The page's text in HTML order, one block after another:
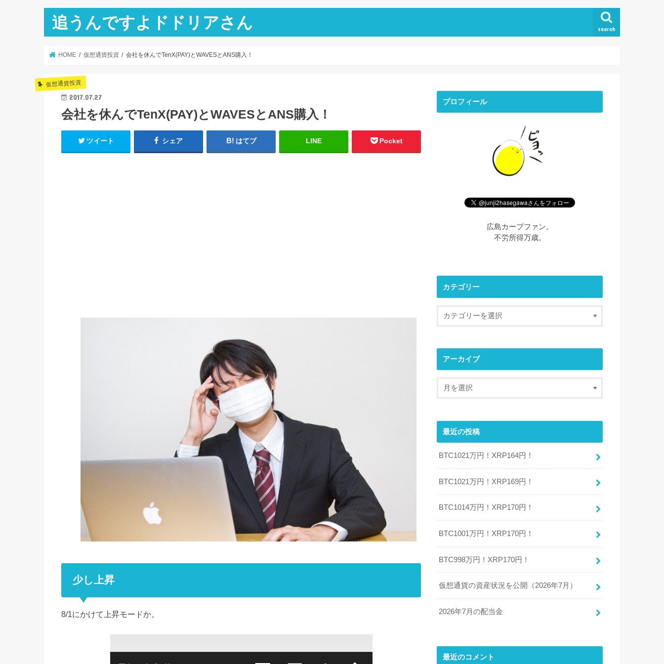
追うんですよドドリアさん search
HOME 仮想通貨投資 会社を休んでTenX(PAY)とWAVESとANS購入！
仮想通貨投資
2017.07.27
会社を休んでTenX(PAY)とWAVESとANS購入！
ツイート シェア はてブ LINE Pocket
少し上昇
8/1にかけて上昇モードか。
プロフィール
広島カープファン。
不労所得万歳。
カテゴリー
アーカイブ
最近の投稿
BTC1021万円！XRP164円！
BTC1021万円！XRP169円！
BTC1014万円！XRP170円！
BTC1001万円！XRP170円！
BTC998万円！XRP170円！
仮想通貨の資産状況を公開（2026年7月）
2026年7月の配当金
最近のコメント